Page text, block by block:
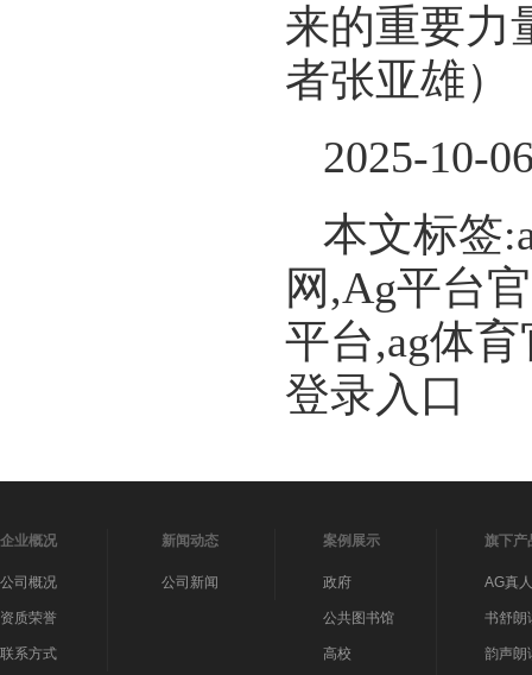
来的重要力
者张亚雄）
2025-10-
本文标签
网,Ag平台
平台,ag体
登录入口
企业概况
公司概况
资质荣誉
联系方式
新闻动态
公司新闻
案例展示
政府
公共图书馆
高校
旗下产
AG真
书舒朗
韵声朗